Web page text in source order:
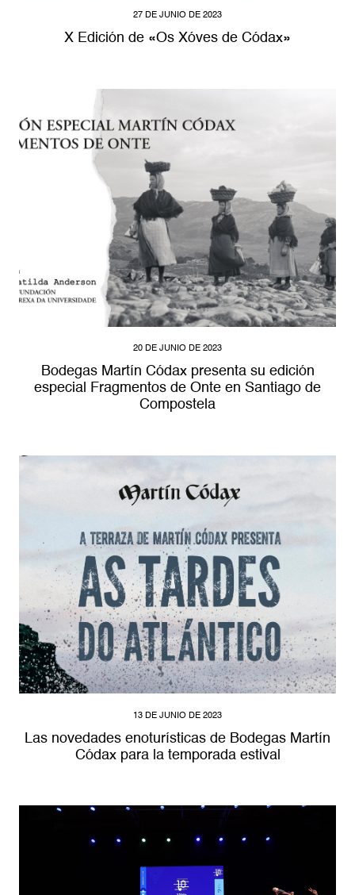
27 DE JUNIO DE 2023
X Edición de «Os Xóves de Códax»
20 DE JUNIO DE 2023
Bodegas Martín Códax presenta su edición
especial Fragmentos de Onte en Santiago de
Compostela
13 DE JUNIO DE 2023
Las novedades enoturísticas de Bodegas Martín
Códax para la temporada estival